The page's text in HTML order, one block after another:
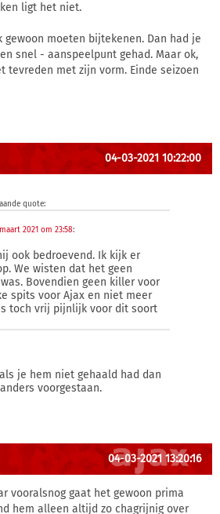
ligt het niet.
moeten bijtekenen. Dan had je
snel - aanspeelpunt gehad. Maar ok,
tevreden met zijn vorm. Einde seizoen
04-03-2021 10:22:00
quote:
2021 om 23:58:
ook bedroevend. Ik kijk er
We wisten dat het geen
Bovendien geen killer voor
spits voor Ajax en niet meer
toch vrij pijnlijk voor dit soort
je hem niet gehaald had dan
voorgestaan.
04-03-2021 13:20:16
vooralsnog gaat het gewoon prima
hem alleen altijd zo chagrijnig over